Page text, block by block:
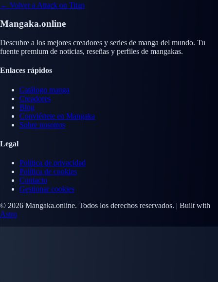
← Volver a Attack on Titan
Mangaka.online
Descubre a los mejores creadores y series de manga del mundo. Tu
fuente premium de noticias, reseñas y perfiles de mangakas.
Enlaces rápidos
Catálogo manga
Creadores
Blog
Conviértete en Mangaka
Sobre nosotros
Legal
Política de privacidad
Política de cookies
Contacto
Gestionar cookies
© 2026 Mangaka.online. Todos los derechos reservados. | Built with
Astro